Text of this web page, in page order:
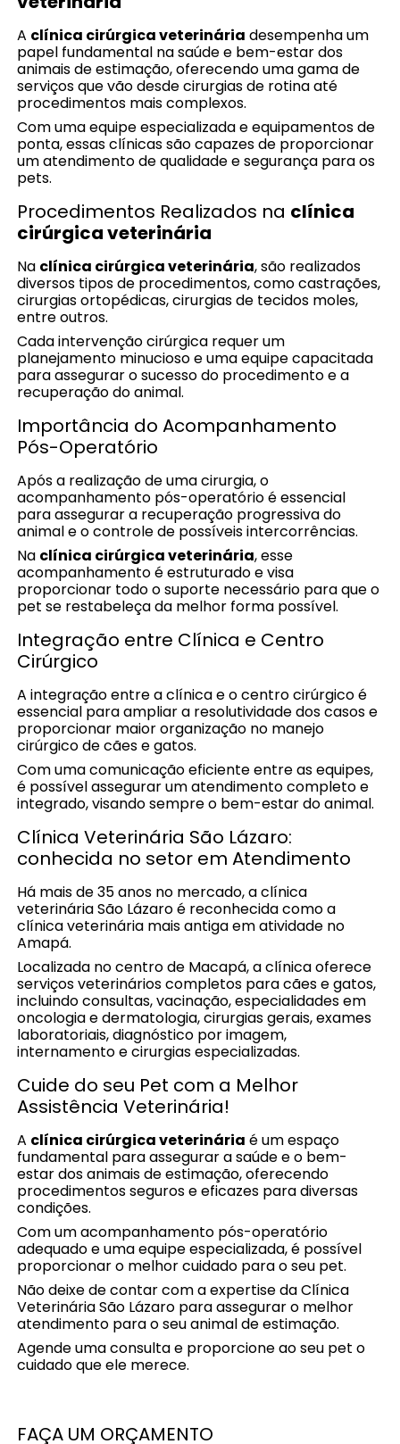
A clínica cirúrgica veterinária desempenha um
papel fundamental na saúde e bem-estar dos
animais de estimação, oferecendo uma gama de
serviços que vão desde cirurgias de rotina até
procedimentos mais complexos.
Com uma equipe especializada e equipamentos de
ponta, essas clínicas são capazes de proporcionar
um atendimento de qualidade e segurança para os
pets.
Procedimentos Realizados na clínica
cirúrgica veterinária
Na clínica cirúrgica veterinária, são realizados
diversos tipos de procedimentos, como castrações,
cirurgias ortopédicas, cirurgias de tecidos moles,
entre outros.
Cada intervenção cirúrgica requer um
planejamento minucioso e uma equipe capacitada
para assegurar o sucesso do procedimento e a
recuperação do animal.
Importância do Acompanhamento
Pós-Operatório
Após a realização de uma cirurgia, o
acompanhamento pós-operatório é essencial
para assegurar a recuperação progressiva do
animal e o controle de possíveis intercorrências.
Na clínica cirúrgica veterinária, esse
acompanhamento é estruturado e visa
proporcionar todo o suporte necessário para que o
pet se restabeleça da melhor forma possível.
Integração entre Clínica e Centro
Cirúrgico
A integração entre a clínica e o centro cirúrgico é
essencial para ampliar a resolutividade dos casos e
proporcionar maior organização no manejo
cirúrgico de cães e gatos.
Com uma comunicação eficiente entre as equipes,
é possível assegurar um atendimento completo e
integrado, visando sempre o bem-estar do animal.
Clínica Veterinária São Lázaro:
conhecida no setor em Atendimento
Há mais de 35 anos no mercado, a clínica
veterinária São Lázaro é reconhecida como a
clínica veterinária mais antiga em atividade no
Amapá.
Localizada no centro de Macapá, a clínica oferece
serviços veterinários completos para cães e gatos,
incluindo consultas, vacinação, especialidades em
oncologia e dermatologia, cirurgias gerais, exames
laboratoriais, diagnóstico por imagem,
internamento e cirurgias especializadas.
Cuide do seu Pet com a Melhor
Assistência Veterinária!
A clínica cirúrgica veterinária é um espaço
fundamental para assegurar a saúde e o bem-
estar dos animais de estimação, oferecendo
procedimentos seguros e eficazes para diversas
condições.
Com um acompanhamento pós-operatório
adequado e uma equipe especializada, é possível
proporcionar o melhor cuidado para o seu pet.
Não deixe de contar com a expertise da Clínica
Veterinária São Lázaro para assegurar o melhor
atendimento para o seu animal de estimação.
Agende uma consulta e proporcione ao seu pet o
cuidado que ele merece.
FAÇA UM ORÇAMENTO